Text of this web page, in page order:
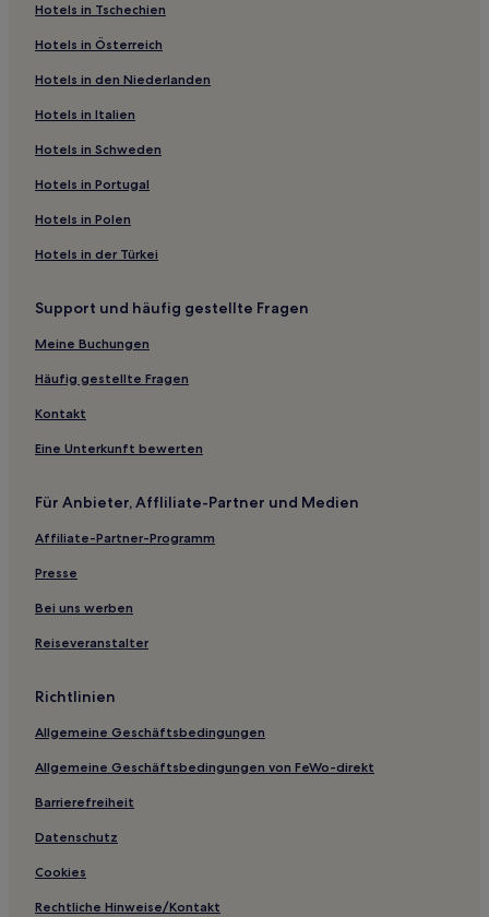
Hotels in Tschechien
Hotels in Österreich
Hotels in den Niederlanden
Hotels in Italien
Hotels in Schweden
Hotels in Portugal
Hotels in Polen
Hotels in der Türkei
Support und häufig gestellte Fragen
Meine Buchungen
Häufig gestellte Fragen
Kontakt
Eine Unterkunft bewerten
Für Anbieter, Affliliate-Partner und Medien
Affiliate-Partner-Programm
Presse
Bei uns werben
Reiseveranstalter
Richtlinien
Allgemeine Geschäftsbedingungen
Allgemeine Geschäftsbedingungen von FeWo-direkt
Barrierefreiheit
Datenschutz
Cookies
Rechtliche Hinweise/Kontakt